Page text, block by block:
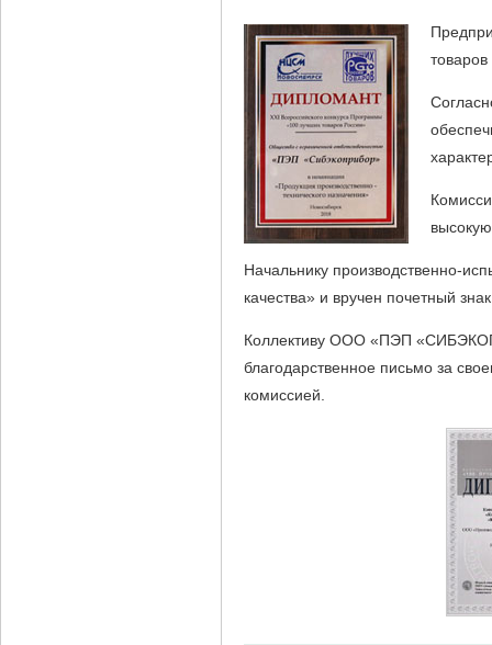
Начальнику производственно-
качества» и вручен почетный
Коллективу ООО «ПЭП
благодарственное письмо за
комиссией.